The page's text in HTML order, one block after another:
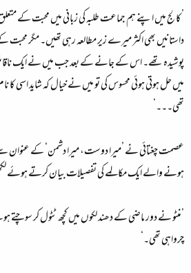
’کالج میں اپنے ہم جماعت طلبہ کی زبانی میں محبت کے
داستانیں بھی اکثر میرے زیر مطالعہ رہی تھیں۔ مگر
پوشیدہ تھے۔ اس کے جانے کے بعد جب میں نے ایک
میں حل ہوتی ہوئی محسوس کی تو میں نے خیال کہ شاید اسی
تھی۔۔۔‘
عصمت چغتائی نے ’میرا دوست، میرا دشمن‘ کے عنوان سے
ہونے والے ایک مکالمے کی تفصیلات بیان کرتے ہوئے
’منٹو نے دور ماضی کے دھند لکوں میں کچھ ٹٹول کر سوچتے
چرواہی تھی۔‘